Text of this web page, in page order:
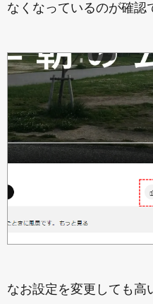
なくなっているのが確認
なお設定を変更しても高